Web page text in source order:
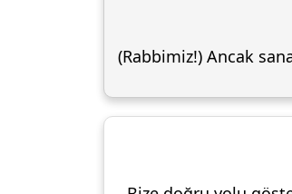
(Rabbimiz!) Ancak